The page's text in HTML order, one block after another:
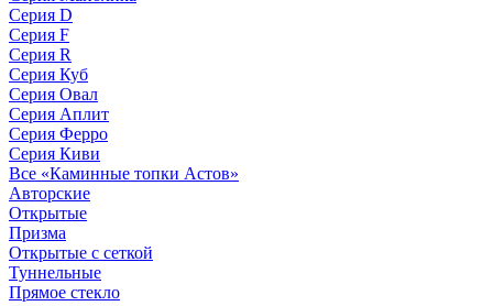
Серия D
Серия F
Серия R
Серия Куб
Серия Овал
Серия Аплит
Серия Ферро
Серия Киви
Все «Каминные топки Астов»
Авторские
Открытые
Призма
Открытые с сеткой
Туннельные
Прямое стекло